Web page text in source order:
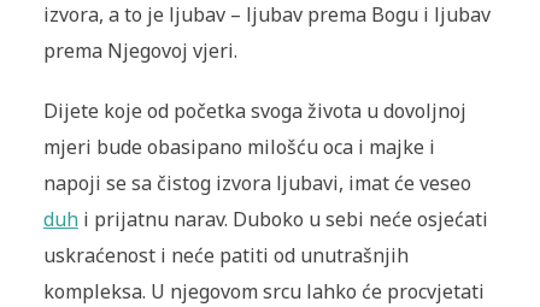
izvora, a to je ljubav – ljubav prema Bogu i ljubav
prema Njegovoj vjeri.
Dijete koje od početka svoga života u dovoljnoj
mjeri bude obasipano milošću oca i majke i
napoji se sa čistog izvora ljubavi, imat će veseo
duhi prijatnu narav. Duboko u sebi neće osjećati
uskraćenost i neće patiti od unutrašnjih
kompleksa. U njegovom srcu lahko će procvjetati